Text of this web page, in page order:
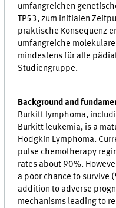
umfangreichen
TP53, zum initialen
praktische Konsequenz
umfangreiche
mindestens für alle
Studiengruppe.
Background and
Burkitt lymphoma,
Burkitt leukemia, is a
Hodgkin Lymphoma.
pulse chemotherapy
rates about 90%.
a poor chance to survive
addition to adverse
mechanisms leading to